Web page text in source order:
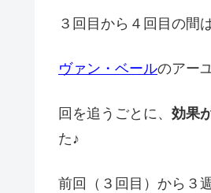
３回目から４回目の間は
ヴァン・ベールのアー
回を追うごとに、 効果
た♪
前回（３回目）から３